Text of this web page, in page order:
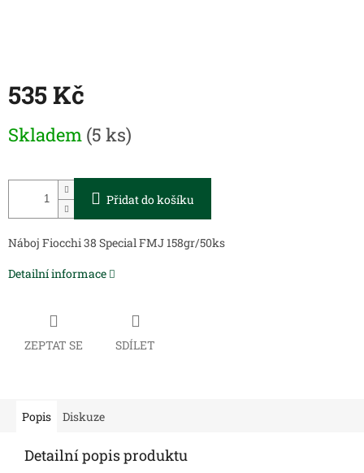
535 Kč
cena:
Skladem (5 ks)
Přidat do košíku
Náboj Fiocchi 38 Special FMJ 158gr/50ks
Detailní informace
ZEPTAT SE SDÍLET
Popis Diskuze
Detailní popis produktu